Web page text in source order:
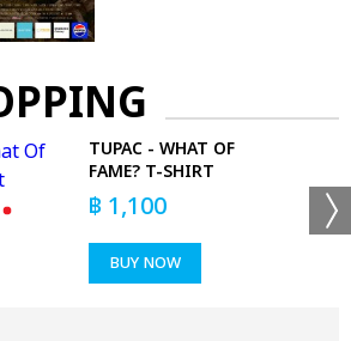
TUPAC - WHAT OF
FAME? T-SHIRT
฿ 1,100
BUY NOW